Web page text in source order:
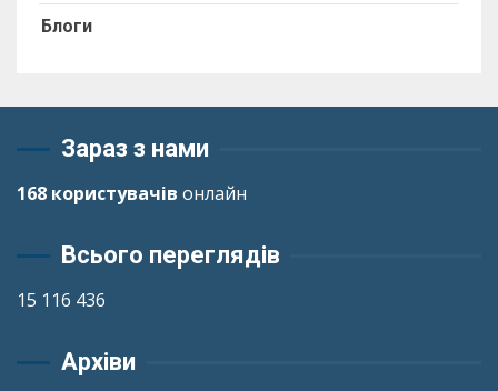
Блоги
Зараз з нами
168 користувачів онлайн
Всього переглядів
15 116 436
Архіви